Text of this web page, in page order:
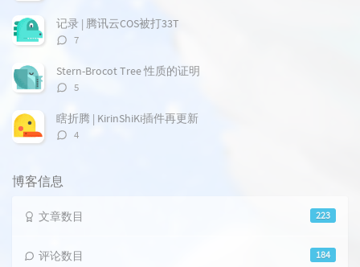
数：
记录 | 腾讯云COS被打33T
评
数：
7
Stern-Brocot Tree 性质的证明
评
数：
5
瞎折腾 | KirinShiKi插件再更新
评
4
博客信息
223
文章数目
184
评论数目